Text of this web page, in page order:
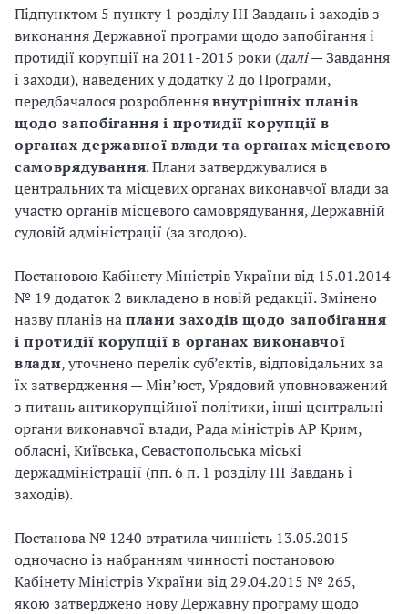
Підпунктом 5 пункту 1 розділу ІІІ Завдань і заходів з
виконання Державної програми щодо запобігання і
протидії корупції на 2011-2015 роки (далі— Завдання
і заходи), наведених у додатку 2 до Програми,
передбачалося розробленнявнутрішніх планів
щодо запобігання і протидії корупції в
органах державної влади та органах місцевого
самоврядування. Плани затверджувалися в
центральних та місцевих органах виконавчої влади за
участю органів місцевого самоврядування, Державній
судовій адміністрації (за згодою).
Постановою Кабінету Міністрів України від 15.01.2014
№ 19 додаток 2 викладено в новій редакції. Змінено
назву планів наплани заходів щодо запобігання
і протидії корупції в органах виконавчої
влади, уточнено перелік суб’єктів, відповідальних за
їх затвердження — Мін’юст, Урядовий уповноважений
з питань антикорупційної політики, інші центральні
органи виконавчої влади, Рада міністрів АР Крим,
обласні, Київська, Севастопольська міські
держадміністрації (пп. 6 п. 1 розділу ІІІ Завдань і
заходів).
Постанова № 1240 втратила чинність 13.05.2015 —
одночасно із набранням чинності постановою
Кабінету Міністрів України від 29.04.2015 № 265,
якою затверджено нову Державну програму щодо